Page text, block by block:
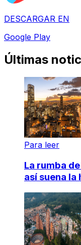
DESCARGAR EN
Google Play
Últimas
Para leer
La rumba
así suena